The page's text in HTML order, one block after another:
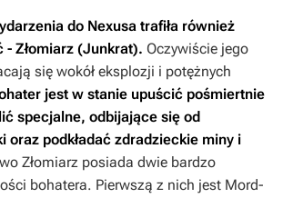
do Nexusa trafiła również
Złomiarz (Junkrat). Oczywiście jego
się wokół eksplozji i potężnych
jest w stanie upuścić pośmiertnie
specjalne, odbijające się od
oraz podkładać zdradzieckie miny i
Złomiarz posiada dwie bardzo
bohatera. Pierwszą z nich jest Mord-